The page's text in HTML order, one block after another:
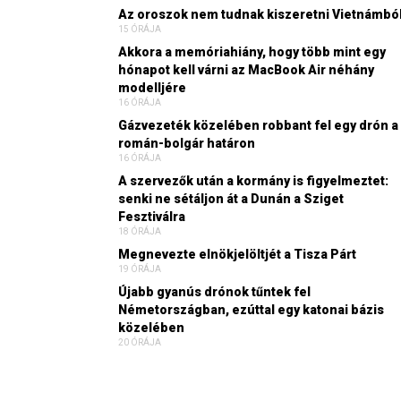
Az oroszok nem tudnak kiszeretni
15 ÓRÁJA
Akkora a memóriahiány, hogy több mint egy
hónapot kell várni az MacBook Air néhány
modelljére
16 ÓRÁJA
Gázvezeték közelében robbant fel egy drón a
román-bolgár határon
16 ÓRÁJA
A szervezők után a kormány is figyelmeztet:
senki ne sétáljon át a Dunán a Sziget
Fesztiválra
18 ÓRÁJA
Megnevezte elnökjelöltjét a Tisza Párt
19 ÓRÁJA
Újabb gyanús drónok tűntek fel
Németországban, ezúttal egy katonai bázis
közelében
20 ÓRÁJA